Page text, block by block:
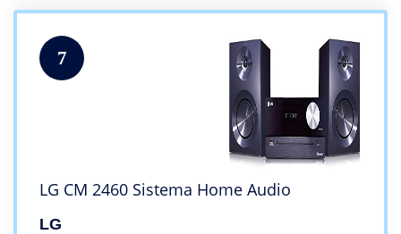
7
LG CM 2460 Sistema Home Audio
LG